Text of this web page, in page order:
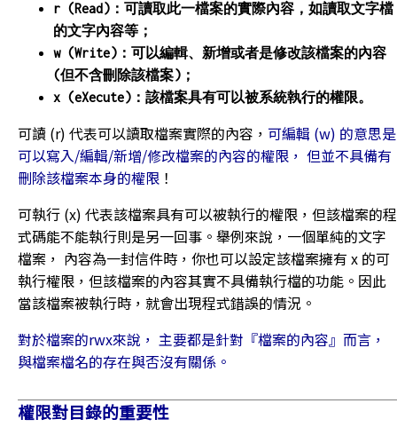
r (Read)：可讀取此一檔案的實際內容，如讀取文字檔
的文字內容等；
w (Write)：可以編輯、新增或者是修改該檔案的內容
(但不含刪除該檔案)；
x (eXecute)：該檔案具有可以被系統執行的權限。
可讀 (r) 代表可以讀取檔案實際的內容， 可編輯 (w) 的意思是
可以寫入/編輯/新增/修改檔案的內容的權限， 但並不具備有
刪除該檔案本身的權限 ！
可執行 (x) 代表該檔案具有可以被執行的權限，但該檔案的程
式碼能不能執行則是另一回事。舉例來說，一個單純的文字
檔案， 內容為一封信件時，你也可以設定該檔案擁有 x 的可
執行權限，但該檔案的內容其實不具備執行檔的功能。因此
當該檔案被執行時，就會出現程式錯誤的情況。
對於檔案的rwx來說， 主要都是針對『檔案的內容』而言，
與檔案檔名的存在與否沒有關係。
權限對目錄的重要性